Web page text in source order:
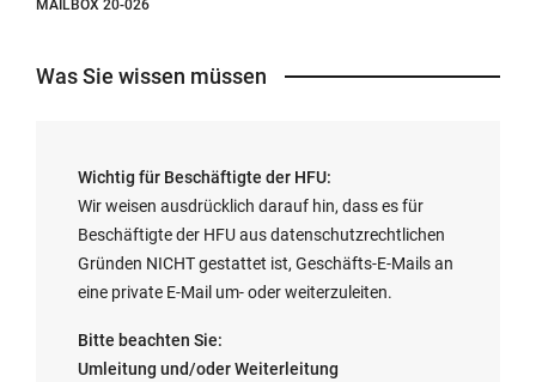
MAILBOX 20-026
Was Sie wissen müssen
Wichtig für Beschäftigte der HFU:
Wir weisen ausdrücklich darauf hin, dass es für
Beschäftigte der HFU aus datenschutzrechtlichen
Gründen NICHT gestattet ist, Geschäfts-E-Mails an
eine private E-Mail um- oder weiterzuleiten.
Bitte beachten Sie:
Umleitung und/oder Weiterleitung